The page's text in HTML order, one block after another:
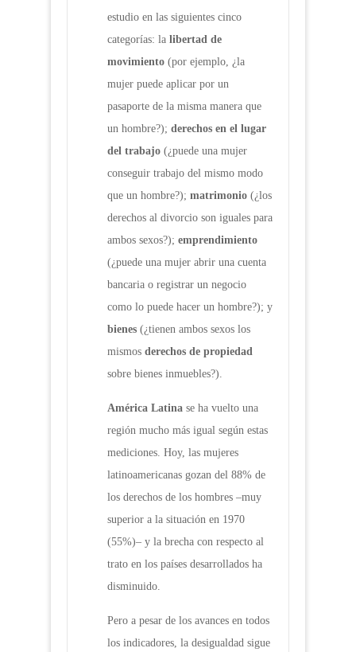
estudio en las siguientes cinco
categorías: la libertad de
movimiento (por ejemplo, ¿la
mujer puede aplicar por un
pasaporte de la misma manera que
un hombre?); derechos en el lugar
del trabajo (¿puede una mujer
conseguir trabajo del mismo modo
que un hombre?); matrimonio (¿los
derechos al divorcio son iguales para
ambos sexos?); emprendimiento
(¿puede una mujer abrir una cuenta
bancaria o registrar un negocio
como lo puede hacer un hombre?); y
bienes (¿tienen ambos sexos los
mismos derechos de propiedad
sobre bienes inmuebles?).
América Latina se ha vuelto una
región mucho más igual según estas
mediciones. Hoy, las mujeres
latinoamericanas gozan del 88% de
los derechos de los hombres –muy
superior a la situación en 1970
(55%)– y la brecha con respecto al
trato en los países desarrollados ha
disminuido.
Pero a pesar de los avances en todos
los indicadores, la desigualdad sigue